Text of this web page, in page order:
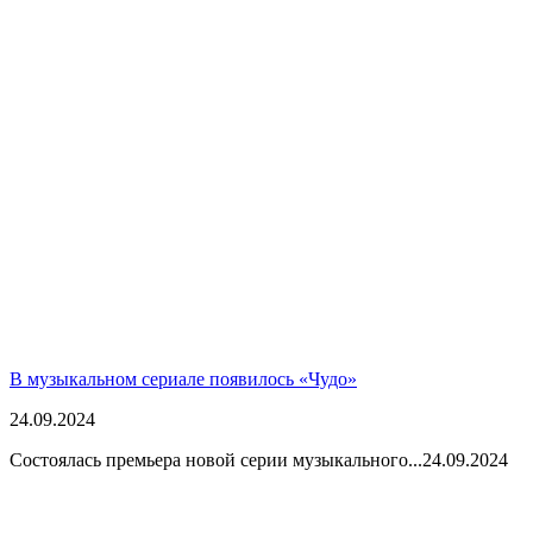
В музыкальном сериале появилось «Чудо»
24.09.2024
Состоялась премьера новой серии музыкального...24.09.2024